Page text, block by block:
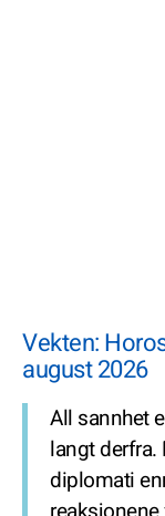
Vekten:
august 2026
All sannhet
langt derfra.
diplomati